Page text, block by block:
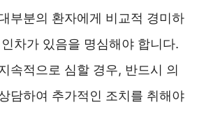
부분의 환자에게 비교적 경미하
차가 있음을 명심해야 합니다.
속적으로 심할 경우, 반드시 의
담하여 추가적인 조치를 취해야